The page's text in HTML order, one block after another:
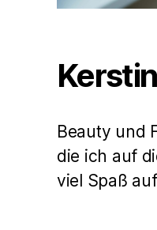
Kerstin
Beauty und
die ich auf
viel Spaß